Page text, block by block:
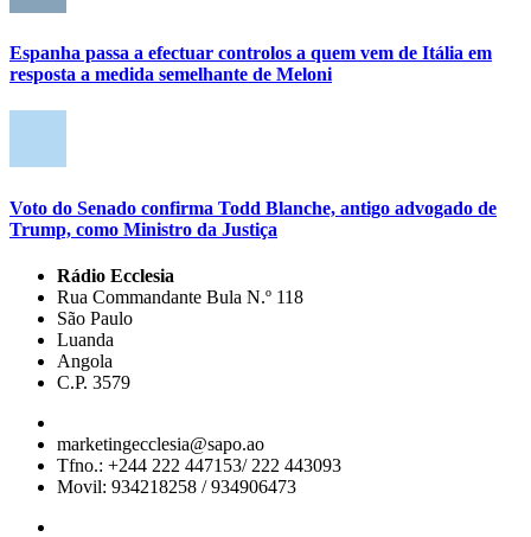
Espanha passa a efectuar controlos a quem vem de Itália em
resposta a medida semelhante de Meloni
Voto do Senado confirma Todd Blanche, antigo advogado de
Trump, como Ministro da Justiça
Rádio Ecclesia
Rua Commandante Bula N.º 118
São Paulo
Luanda
Angola
C.P. 3579
marketingecclesia@sapo.ao
Tfno.: +244 222 447153/ 222 443093
Movil: 934218258 / 934906473